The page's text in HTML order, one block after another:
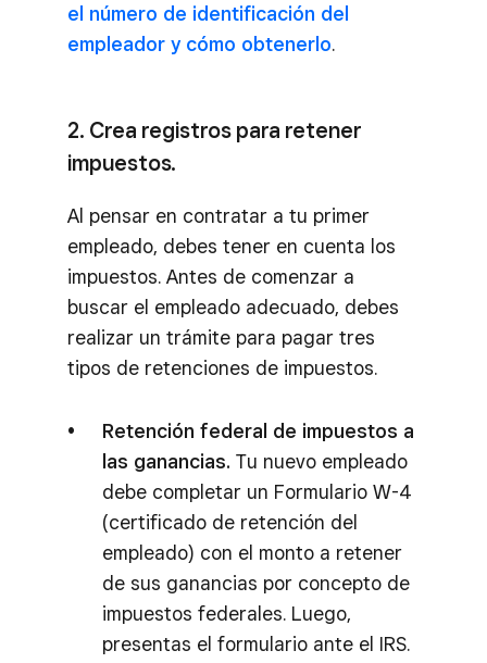
el número de identificación del
empleador y cómo obtenerlo.
2. Crea registros para retener
impuestos.
Al pensar en contratar a tu primer
empleado, debes tener en cuenta los
impuestos. Antes de comenzar a
buscar el empleado adecuado, debes
realizar un trámite para pagar tres
tipos de retenciones de impuestos.
Retención federal de impuestos a
las ganancias. Tu nuevo empleado
debe completar un Formulario W-4
(certificado de retención del
empleado) con el monto a retener
de sus ganancias por concepto de
impuestos federales. Luego,
presentas el formulario ante el IRS.